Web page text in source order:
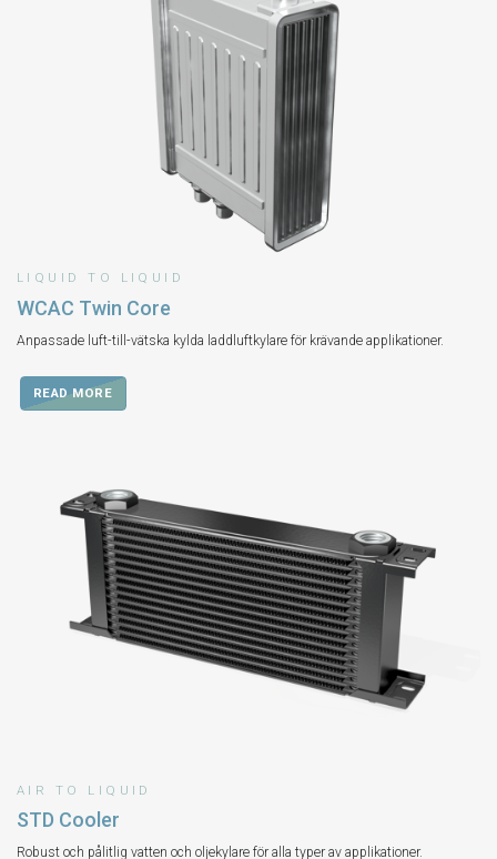
LIQUID TO LIQUID
WCAC Twin Core
Anpassade luft-till-vätska kylda laddluftkylare för krävande applikationer.
READ MORE
AIR TO LIQUID
STD Cooler
Robust och pålitlig vatten och oljekylare för alla typer av applikationer.